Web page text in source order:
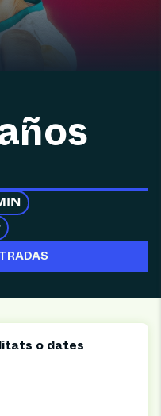
o dates